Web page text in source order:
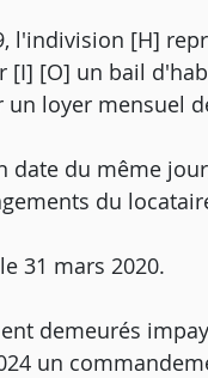
l'indivision [H]
[I] [O] un bail
un loyer mensuel
date du même
du
31 mars 2020.
demeurés
un